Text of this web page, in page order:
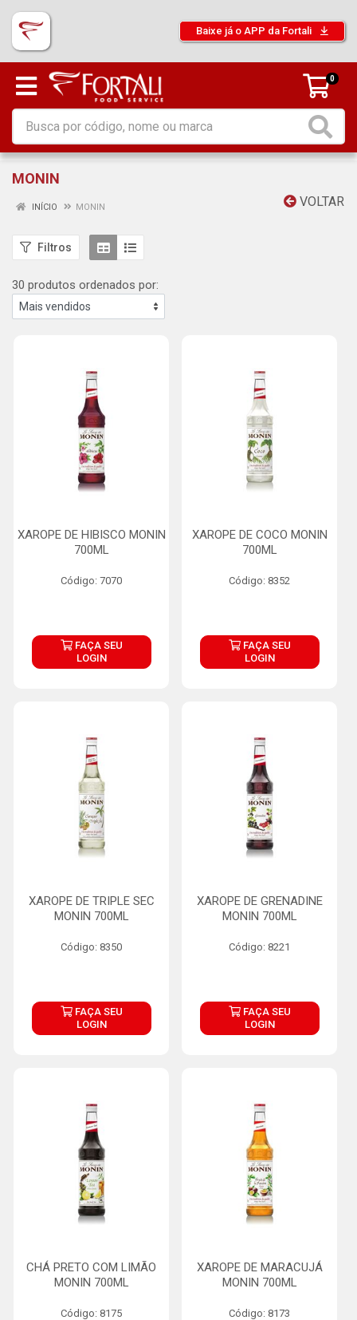
Baixe já o APP da Fortali
0
MONIN
VOLTAR
INÍCIO MONIN
Filtros
30 produtos ordenados por:
XAROPE DE HIBISCO MONIN
700ML
Código: 7070
FAÇA SEU
LOGIN
XAROPE DE COCO MONIN
700ML
Código: 8352
FAÇA SEU
LOGIN
XAROPE DE TRIPLE SEC
MONIN 700ML
Código: 8350
FAÇA SEU
LOGIN
XAROPE DE GRENADINE
MONIN 700ML
Código: 8221
FAÇA SEU
LOGIN
CHÁ PRETO COM LIMÃO
MONIN 700ML
Código: 8175
XAROPE DE MARACUJÁ
MONIN 700ML
Código: 8173